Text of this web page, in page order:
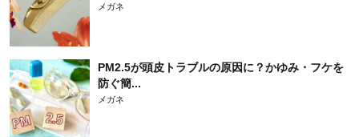
メガネ
PM2.5が頭皮トラブルの原因に？かゆみ・フケを
防ぐ簡...
メガネ